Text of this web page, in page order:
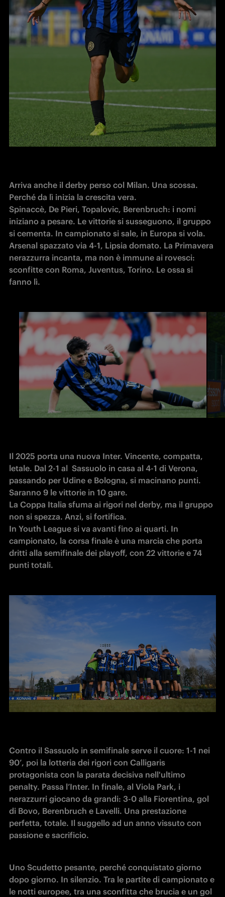
Arriva anche il derby perso col Milan. Una scossa.
Perché da lì inizia la crescita vera.
Spinaccè, De Pieri, Topalovic, Berenbruch: i nomi
iniziano a pesare. Le vittorie si susseguono, il gruppo
si cementa. In campionato si sale, in Europa si vola.
Arsenal spazzato via 4-1, Lipsia domato. La Primavera
nerazzurra incanta, ma non è immune ai rovesci:
sconfitte con Roma, Juventus, Torino. Le ossa si
fanno lì.
Il 2025 porta una nuova Inter. Vincente, compatta,
letale. Dal 2-1 al  Sassuolo in casa al 4-1 di Verona,
passando per Udine e Bologna, si macinano punti.
Saranno 9 le vittorie in 10 gare.
La Coppa Italia sfuma ai rigori nel derby, ma il gruppo
non si spezza. Anzi, si fortifica.
In Youth League si va avanti fino ai quarti. In
campionato, la corsa finale è una marcia che porta
dritti alla semifinale dei playoff, con 22 vittorie e 74
punti totali.
Contro il Sassuolo in semifinale serve il cuore: 1-1 nei
90’, poi la lotteria dei rigori con Calligaris
protagonista con la parata decisiva nell'ultimo
penalty. Passa l’Inter. In finale, al Viola Park, i
nerazzurri giocano da grandi: 3-0 alla Fiorentina, gol
di Bovo, Berenbruch e Lavelli. Una prestazione
perfetta, totale. Il suggello ad un anno vissuto con
passione e sacrificio.
Uno Scudetto pesante, perché conquistato giorno
dopo giorno. In silenzio. Tra le partite di campionato e
le notti europee, tra una sconfitta che brucia e un gol